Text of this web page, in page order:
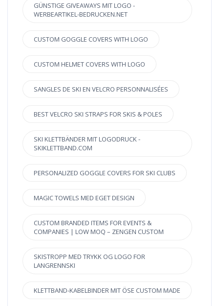
GÜNSTIGE GIVEAWAYS MIT LOGO -
WERBEARTIKEL-BEDRUCKEN.NET
CUSTOM GOGGLE COVERS WITH LOGO
CUSTOM HELMET COVERS WITH LOGO
SANGLES DE SKI EN VELCRO PERSONNALISÉES
BEST VELCRO SKI STRAPS FOR SKIS & POLES
SKI KLETTBÄNDER MIT LOGODRUCK -
SKIKLETTBAND.COM
PERSONALIZED GOGGLE COVERS FOR SKI CLUBS
MAGIC TOWELS MED EGET DESIGN
CUSTOM BRANDED ITEMS FOR EVENTS &
COMPANIES | LOW MOQ – ZENGEN CUSTOM
SKISTROPP MED TRYKK OG LOGO FOR
LANGRENNSKI
KLETTBAND-KABELBINDER MIT ÖSE CUSTOM MADE